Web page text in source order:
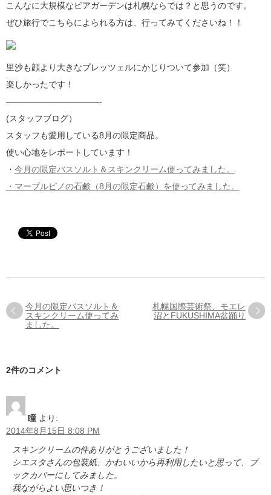
こんなに大規模なビアガーデンは札幌ならでは？と思うのです。
ぜひ旅行でこちらによられる方は、行ってみてくださいね！！
里沙も顔より大きなプレッツェルにかじりついて参加（笑）
楽しかったです！
———————————-
(スタッフブログ）
スタッフも愛用している8月の限定商品。
使い心地をレポートしています！
・ 今月の限定バスソルト＆スキンクリーム使ってみました。
・ マーブルピノの石鹸（8月の限定石鹸）を使ってみました。
今月の限定バスソルト＆
スキンクリーム使ってみ
ました。
札幌国際芸術祭、モエレ
沼とFUKUSHIMA盆踊り
2件のコメント
瞳 より:
2014年8月15日 8:08 PM
スキンクリームの件ありがとうございました！
シエスタさんの包装紙、かわいいから再利用したいと思って、ブ
ックカバーにしてみました。
我ながらよい思いつき！